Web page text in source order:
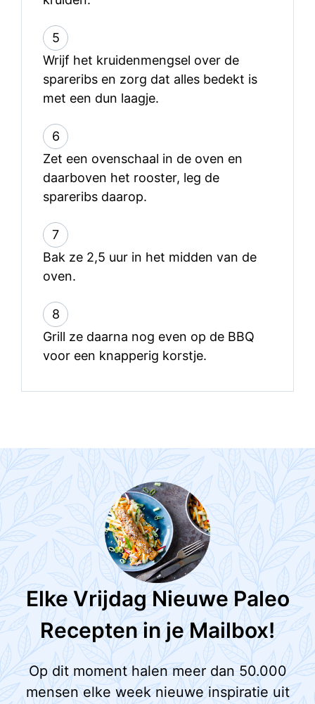
5
Wrijf het kruidenmengsel over de
spareribs en zorg dat alles bedekt is
met een dun laagje.
6
Zet een ovenschaal in de oven en
daarboven het rooster, leg de
spareribs daarop.
7
Bak ze 2,5 uur in het midden van de
oven.
8
Grill ze daarna nog even op de BBQ
voor een knapperig korstje.
Elke Vrijdag Nieuwe Paleo
Recepten in je Mailbox!
Op dit moment halen meer dan 50.000
mensen elke week nieuwe inspiratie uit